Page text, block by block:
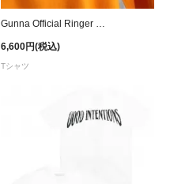
6,600円(税込)
Tシャツ